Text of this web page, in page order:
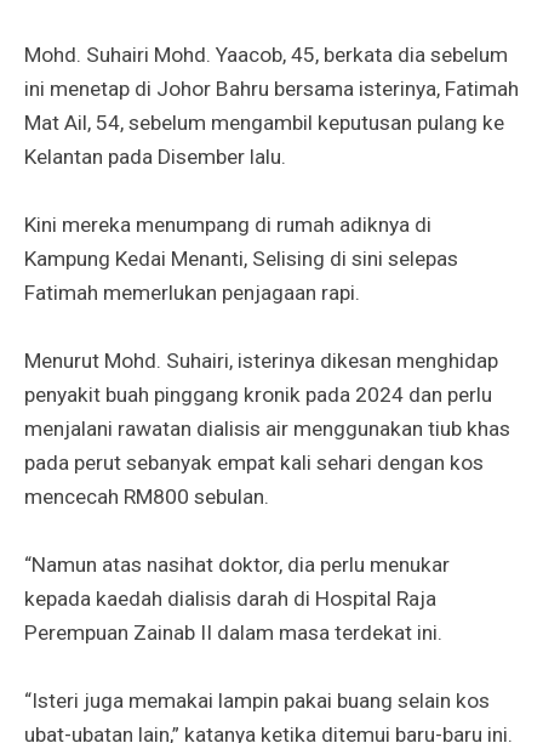
Mohd. Suhairi Mohd. Yaacob, 45, berkata dia sebelum
ini menetap di Johor Bahru bersama isterinya, Fatimah
Mat Ail, 54, sebelum mengambil keputusan pulang ke
Kelantan pada Disember lalu.
Kini mereka menumpang di rumah adiknya di
Kampung Kedai Menanti, Selising di sini selepas
Fatimah memerlukan penjagaan rapi.
Menurut Mohd. Suhairi, isterinya dikesan menghidap
penyakit buah pinggang kronik pada 2024 dan perlu
menjalani rawatan dialisis air menggunakan tiub khas
pada perut sebanyak empat kali sehari dengan kos
mencecah RM800 sebulan.
“Namun atas nasihat doktor, dia perlu menukar
kepada kaedah dialisis darah di Hospital Raja
Perempuan Zainab II dalam masa terdekat ini.
“Isteri juga memakai lampin pakai buang selain kos
ubat-ubatan lain,” katanya ketika ditemui baru-baru ini.